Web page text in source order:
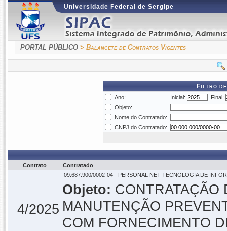
Universidade Federal de Sergipe
PORTAL PÚBLICO > Balancete de Contratos Vigentes
Filtro
Ano: Inicial:
Final:
Objeto:
Nome do Contratado:
CNPJ do Contratado:
Contrato Contratado
4/2025
09.687.900/0002-04 - PERSONAL NET TECNOLOGIA DE
Objeto: CONTRATAÇÃO
MANUTENÇÃO
COM FORNECIMENTO